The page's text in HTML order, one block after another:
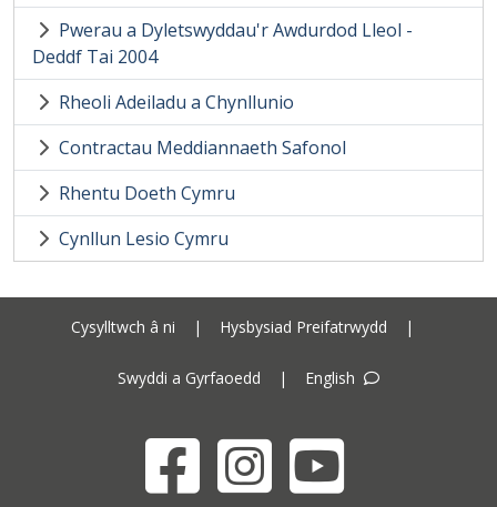
Pwerau a Dyletswyddau'r Awdurdod Lleol -
Deddf Tai 2004
Rheoli Adeiladu a Chynllunio
Contractau Meddiannaeth Safonol
Rhentu Doeth Cymru
Cynllun Lesio Cymru
Cysylltwch â ni | Hysbysiad Preifatrwydd |
Swyddi a Gyrfaoedd | English
FacebookInstagramYouTube